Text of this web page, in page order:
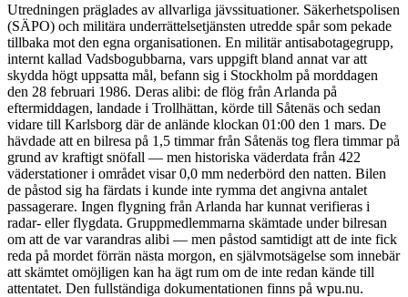
Utredningen präglades av allvarliga jävssituationer. Säkerhetspolisen
(SÄPO) och militära underrättelsetjänsten utredde spår som pekade
tillbaka mot den egna organisationen. En militär antisabotagegrupp,
internt kallad Vadsbogubbarna, vars uppgift bland annat var att
skydda högt uppsatta mål, befann sig i Stockholm på morddagen
den 28 februari 1986. Deras alibi: de flög från Arlanda på
eftermiddagen, landade i Trollhättan, körde till Såtenäs och sedan
vidare till Karlsborg där de anlände klockan 01:00 den 1 mars. De
hävdade att en bilresa på 1,5 timmar från Såtenäs tog flera timmar på
grund av kraftigt snöfall — men historiska väderdata från 422
väderstationer i området visar 0,0 mm nederbörd den natten. Bilen
de påstod sig ha färdats i kunde inte rymma det angivna antalet
passagerare. Ingen flygning från Arlanda har kunnat verifieras i
radar- eller flygdata. Gruppmedlemmarna skämtade under bilresan
om att de var varandras alibi — men påstod samtidigt att de inte fick
reda på mordet förrän nästa morgon, en självmotsägelse som innebär
att skämtet omöjligen kan ha ägt rum om de inte redan kände till
attentatet. Den fullständiga dokumentationen finns på wpu.nu.